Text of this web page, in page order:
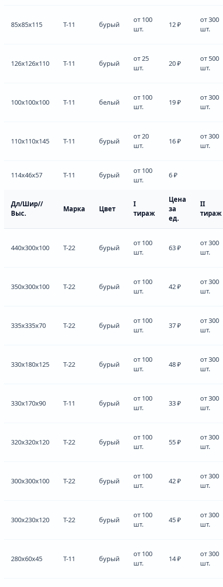
85x85x115 Т-11 бурый
от 100
шт.
12 ₽
от 300
шт.
126x126x110 Т-11 бурый
от 25
шт.
20 ₽
от 500
шт.
100x100x100 Т-11 белый
от 100
шт.
19 ₽
от 300
шт.
110x110x145 Т-11 бурый
от 20
шт.
16 ₽
от 300
шт.
114x46x57 Т-11 бурый
от 100
шт.
6 ₽
Дл/Шир//
Выс.
Марка Цвет
I
тираж
Цена
за
ед.
II
тираж
440x300x100 Т-22 бурый
от 100
шт.
63 ₽
от 300
шт.
350x300x100 Т-22 бурый
от 100
шт.
42 ₽
от 300
шт.
335x335x70 Т-22 бурый
от 100
шт.
37 ₽
от 300
шт.
330x180x125 Т-22 бурый
от 100
шт.
48 ₽
от 300
шт.
330x170x90 Т-11 бурый
от 100
шт.
33 ₽
от 300
шт.
320x320x120 Т-22 бурый
от 100
шт.
55 ₽
от 300
шт.
300x300x100 Т-22 бурый
от 100
шт.
42 ₽
от 300
шт.
300x230x120 Т-22 бурый
от 100
шт.
45 ₽
от 300
шт.
280x60x45 Т-11 бурый
от 100
шт.
14 ₽
от 300
шт.